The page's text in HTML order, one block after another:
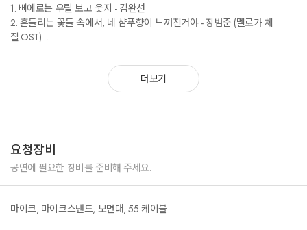
1. 삐에로는 우릴 보고 웃지 - 김완선
2. 흔들리는 꽃들 속에서, 네 샴푸향이 느껴진거야 - 장범준 (멜로가 체
질.OST)
6. 트로피칼 패션 라떼 - 메리코발트
앵콜.
Milky Way - 레드벨벳 (보아)
더보기
요청장비
공연에 필요한 장비를 준비해 주세요.
마이크, 마이크스탠드, 보면대, 55 케이블